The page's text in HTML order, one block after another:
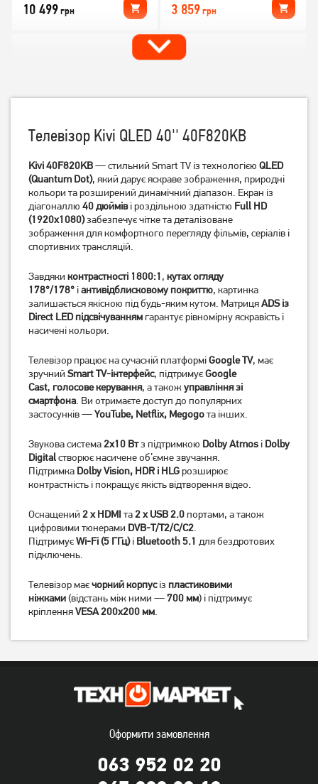
10 499грн 3 859грн
Телевізор Philips
43PUS8118/12
23 739грн
18 989грн
Телевізор OzoneHD
43FSN93T2
10 599грн
8 479грн
Телевізор Mystery MTV-
3230HST2
5 599грн
Телевізор Satelit
32H9500GS (Smart)
6 599грн
6 177грн
грн 4 499грн
Телевізор Kivi QLED 40'' 40F820KB
Kivi 40F820KB— стильний Smart TV із технологією QLED
(Quantum Dot), який дарує яскраве зображення, природні
кольори та розширений динамічний діапазон. Екран із
діагоналлю 40 дюйміві роздільною здатністю Full HD
(1920x1080)забезпечує чітке та деталізоване
зображення для комфортного перегляду фільмів, серіалів і
спортивних трансляцій.
Завдяки контрастності 1800:1, кутах огляду
178°/178° іантивідблисковому покриттю, картинка
залишається якісною під будь-яким кутом. МатрицяADS із
Direct LED підсвічуваннямгарантує рівномірну яскравість і
насичені кольори.
Телевізор працює на сучасній платформіGoogle TV, має
зручний Smart TV-інтерфейс, підтримуєGoogle
Cast, голосове керування, а такожуправління зі
смартфона. Ви отримаєте доступ до популярних
застосунків —YouTube, Netflix, Megogoта інших.
Звукова система2x10 Втз підтримкою Dolby Atmos і Dolby
Digitalстворює насичене об’ємне звучання.
Підтримка Dolby Vision, HDR і HLGрозширює
контрастність і покращує якість відтворення відео.
Оснащений 2 x HDMI та2 x USB 2.0 портами, а також
цифровими тюнерами DVB-T/T2/C/C2.
ПідтримуєWi-Fi (5 ГГц)і Bluetooth 5.1 для бездротових
підключень.
Телевізор маєчорний корпусіз пластиковими
ніжками(відстань між ними —700 мм) і підтримує
кріпленняVESA 200x200 мм.
Оформити замовлення
063 952 02 20